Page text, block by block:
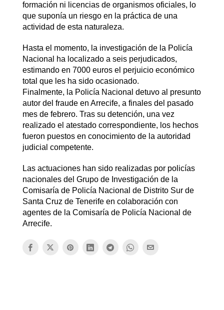
formación ni licencias de organismos oficiales, lo
que suponía un riesgo en la práctica de una
actividad de esta naturaleza.
Hasta el momento, la investigación de la Policía
Nacional ha localizado a seis perjudicados,
estimando en 7000 euros el perjuicio económico
total que les ha sido ocasionado.
Finalmente, la Policía Nacional detuvo al presunto
autor del fraude en Arrecife, a finales del pasado
mes de febrero. Tras su detención, una vez
realizado el atestado correspondiente, los hechos
fueron puestos en conocimiento de la autoridad
judicial competente.
Las actuaciones han sido realizadas por policías
nacionales del Grupo de Investigación de la
Comisaría de Policía Nacional de Distrito Sur de
Santa Cruz de Tenerife en colaboración con
agentes de la Comisaría de Policía Nacional de
Arrecife.